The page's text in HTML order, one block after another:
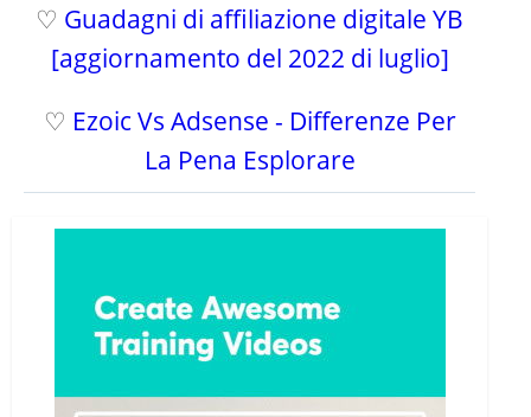
♡ Guadagni di affiliazione digitale YB
[aggiornamento del 2022 di luglio]
♡ Ezoic Vs Adsense - Differenze Per
La Pena Esplorare